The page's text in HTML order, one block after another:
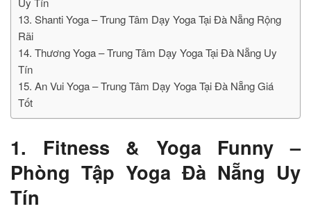
13. Shanti Yoga – Trung Tâm Dạy Yoga Tại Đà Nẵng Rộng
Rãi
14. Thương Yoga – Trung Tâm Dạy Yoga Tại Đà Nẵng Uy
Tín
15. An Vui Yoga – Trung Tâm Dạy Yoga Tại Đà Nẵng Giá
Tốt
1. Fitness & Yoga Funny –
Phòng Tập Yoga Đà Nẵng Uy
Tín